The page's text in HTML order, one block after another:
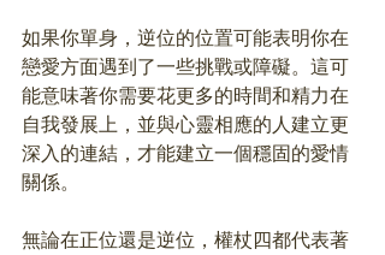
如果你單身，逆位的位置可能表明你在
戀愛方面遇到了一些挑戰或障礙。這可
能意味著你需要花更多的時間和精力在
自我發展上，並與心靈相應的人建立更
深入的連結，才能建立一個穩固的愛情
關係。
無論在正位還是逆位，權杖四都代表著